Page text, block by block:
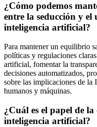
¿Cómo podemos
entre la seducción y el
inteligencia artificial?
Para mantener un equilibrio
políticas y regulaciones
artificial, fomentar la
decisiones automatizados,
sobre las implicaciones de
humanos y máquinas.
¿Cuál es el papel de
inteligencia artificial?